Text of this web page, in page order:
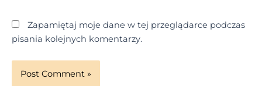
Zapamiętaj moje dane w tej przeglądarce podczas
pisania kolejnych komentarzy.